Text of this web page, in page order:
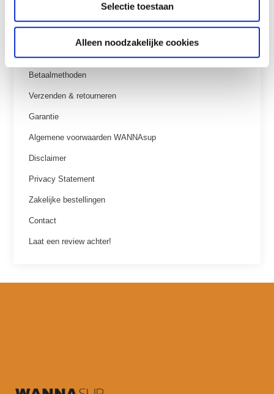
Selectie toestaan
Alleen noodzakelijke cookies
Klantenservice
Veelgestelde vragen
Betaalmethoden
Verzenden & retourneren
Garantie
Algemene voorwaarden WANNAsup
Disclaimer
Privacy Statement
Zakelijke bestellingen
Contact
Laat een review achter!